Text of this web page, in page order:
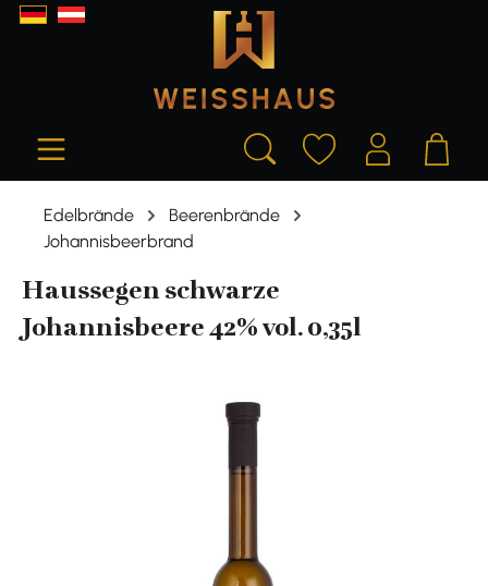
springen
Edelbrände
Beerenbrände
Johannisbeerbrand
Haussegen schwarze
Johannisbeere 42% vol. 0,35l